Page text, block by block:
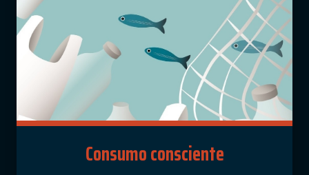
Consumo consciente